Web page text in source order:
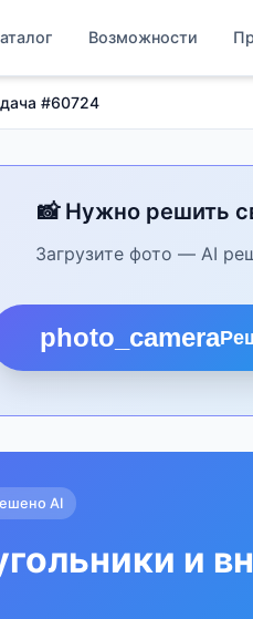
Возможности
#60724
📸 Нужно решить
Загрузите фото — AI
photo_camera
AI
и